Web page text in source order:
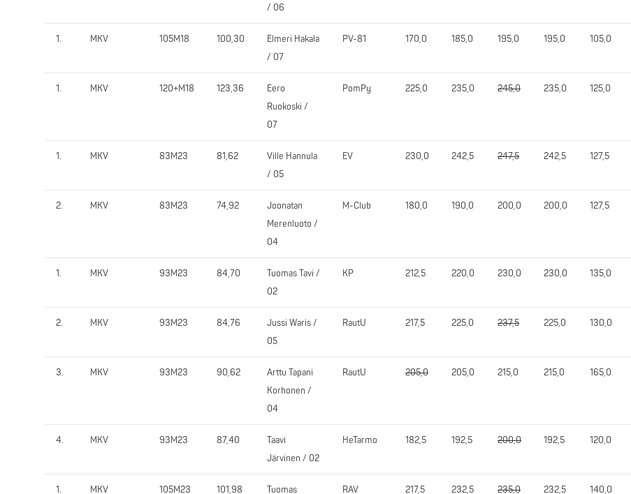
/ 06
1. MKV 105M18 100,30
Elmeri Hakala
/ 07
PV-81 170,0 185,0 195,0 195,0 105,0
1. MKV 120+M18 123,36
Eero
Ruokoski /
07
PomPy 225,0 235,0 245,0 235,0 125,0
1. MKV 83M23 81,62
Ville Hannula
/ 05
EV 230,0 242,5 247,5 242,5 127,5
2. MKV 83M23 74,92
Joonatan
Merenluoto /
04
M-Club 180,0 190,0 200,0 200,0 127,5
1. MKV 93M23 84,70
Tuomas Tavi /
02
KP 212,5 220,0 230,0 230,0 135,0
2. MKV 93M23 84,76
Jussi Waris /
05
RautU 217,5 225,0 237,5 225,0 130,0
3. MKV 93M23 90,62
Arttu Tapani
Korhonen /
04
RautU 205,0 205,0 215,0 215,0 165,0
4. MKV 93M23 87,40
Taavi
Järvinen / 02
HeTarmo 182,5 192,5 200,0 192,5 120,0
1. MKV 105M23 101,98 Tuomas RAV 217,5 232,5 235,0 232,5 140,0